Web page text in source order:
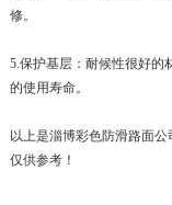
修。
5.保护基层：耐候性很好的
的使用寿命。
以上是淄博彩色防滑路面
仅供参考！